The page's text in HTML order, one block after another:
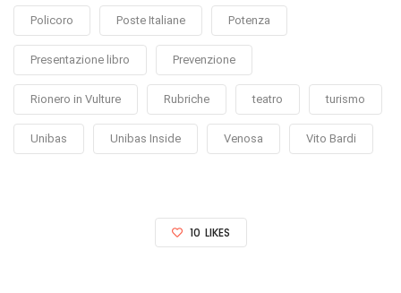
Policoro Poste Italiane Potenza
Presentazione libro Prevenzione
Rionero in Vulture Rubriche teatro turismo
Unibas Unibas Inside Venosa Vito Bardi
10 LIKES